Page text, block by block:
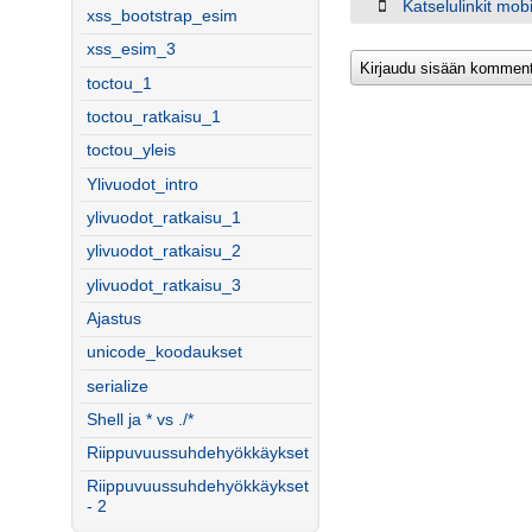
Katselulinkit
xss_bootstrap_esim
xss_esim_3
toctou_1
toctou_ratkaisu_1
toctou_yleis
Ylivuodot_intro
ylivuodot_ratkaisu_1
ylivuodot_ratkaisu_2
ylivuodot_ratkaisu_3
Ajastus
unicode_koodaukset
serialize
Shell ja * vs ./*
Riippuvuussuhdehyökkäykset
Riippuvuussuhdehyökkäykset
- 2